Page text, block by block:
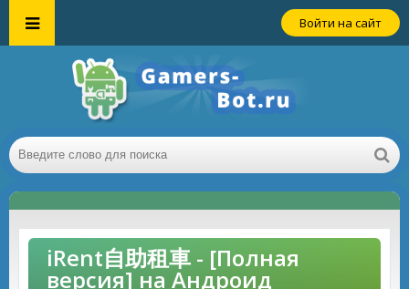
Войти на сайт
iRent自助租車 - [Полная
версия] на Андроид